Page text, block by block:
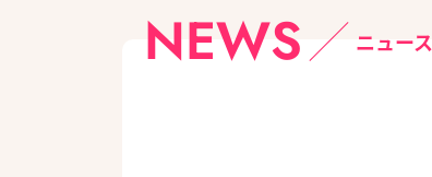
NEWS ニュース